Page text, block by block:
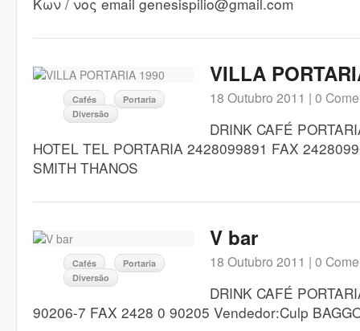
Cafés
Portaria
Diversão
VILLA
18 Outubro 2011 | 0
DRINK CAFÉ
HOTEL TEL PORTARIA 2428099891 FAX
SMITH THANOS
Cafés
Portaria
Diversão
V bar
18 Outubro 2011 | 0
DRINK CAFÉ
90206-7 FAX 2428 0 90205 Vendedor:Culp